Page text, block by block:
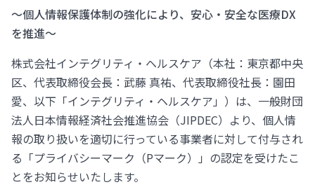
〜個人情報保護体制の強化により、安心・安全な医療DX
を推進〜
株式会社インテグリティ・ヘルスケア（本社：東京都中央
区、代表取締役会長：武藤 真祐、代表取締役社長：園田
愛、以下「インテグリティ・ヘルスケア」）は、一般財団
法人日本情報経済社会推進協会（JIPDEC）より、個人情
報の取り扱いを適切に行っている事業者に対して付与され
る「プライバシーマーク（Pマーク）」の認定を受けたこ
とをお知らせいたします。